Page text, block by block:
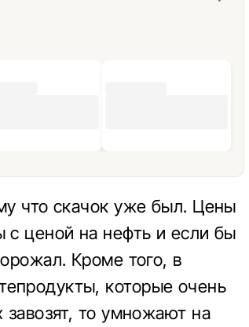
что скачок уже был. Цены
с ценой на нефть и если бы
Кроме того, в
которые очень
завозят, то умножают на